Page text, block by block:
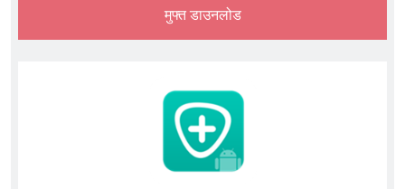
मुफ्त डाउनलोड